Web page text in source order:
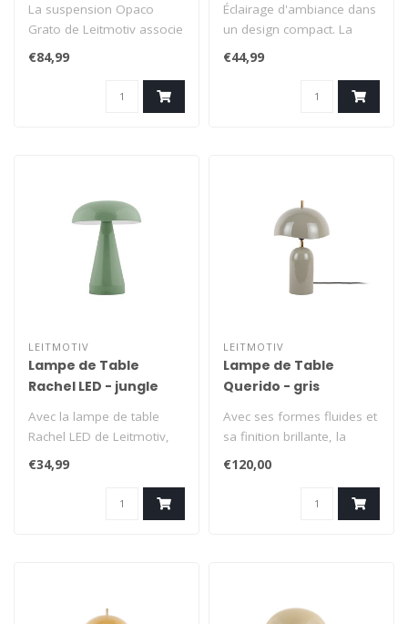
La suspension Opaco
Grato de Leitmotiv associe
des formes douces à une
superbe ..
€84,99
Éclairage d'ambiance dans
un design compact. La
lampe de table Hongo de
Leitmot..
€44,99
LEITMOTIV
Lampe de Table
Rachel LED - jungle
green
Avec la lampe de table
Rachel LED de Leitmotiv,
vous n'avez pas besoin
d'une pri..
€34,99
LEITMOTIV
Lampe de Table
Querido - gris
Avec ses formes fluides et
sa finition brillante, la
lampe Querido se
démarque ..
€120,00